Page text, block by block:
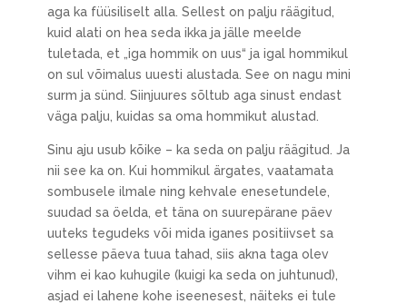
aga ka füüsiliselt alla. Sellest on palju räägitud,
kuid alati on hea seda ikka ja jälle meelde
tuletada, et „iga hommik on uus“ ja igal hommikul
on sul võimalus uuesti alustada. See on nagu mini
surm ja sünd. Siinjuures sõltub aga sinust endast
väga palju, kuidas sa oma hommikut alustad.
Sinu aju usub kõike – ka seda on palju räägitud. Ja
nii see ka on. Kui hommikul ärgates, vaatamata
sombusele ilmale ning kehvale enesetundele,
suudad sa öelda, et täna on suurepärane päev
uuteks tegudeks või mida iganes positiivset sa
sellesse päeva tuua tahad, siis akna taga olev
vihm ei kao kuhugile (kuigi ka seda on juhtunud),
asjad ei lahene kohe iseenesest, näiteks ei tule